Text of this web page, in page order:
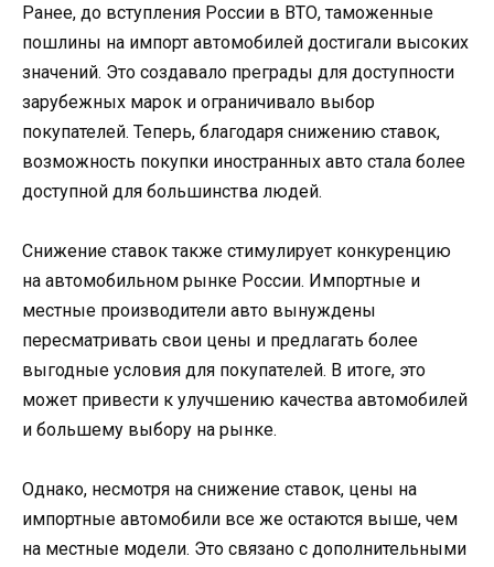
Ранее, до вступления России в ВТО, таможенные
пошлины на импорт автомобилей достигали высоких
значений. Это создавало преграды для доступности
зарубежных марок и ограничивало выбор
покупателей. Теперь, благодаря снижению ставок,
возможность покупки иностранных авто стала более
доступной для большинства людей.
Снижение ставок также стимулирует конкуренцию
на автомобильном рынке России. Импортные и
местные производители авто вынуждены
пересматривать свои цены и предлагать более
выгодные условия для покупателей. В итоге, это
может привести к улучшению качества автомобилей
и большему выбору на рынке.
Однако, несмотря на снижение ставок, цены на
импортные автомобили все же остаются выше, чем
на местные модели. Это связано с дополнительными